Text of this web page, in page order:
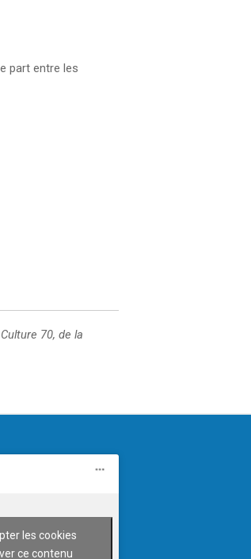
part entre les
70, de la
les cookies
ce contenu